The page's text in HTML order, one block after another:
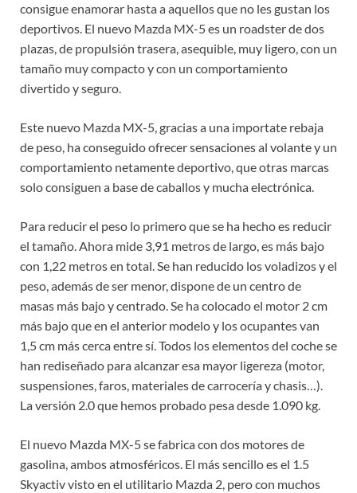
consigue enamorar hasta a aquellos que no les gustan los
deportivos. El nuevo Mazda MX-5 es un roadster de dos
plazas, de propulsión trasera, asequible, muy ligero, con un
tamaño muy compacto y con un comportamiento
divertido y seguro.
Este nuevo Mazda MX-5, gracias a una importate rebaja
de peso, ha conseguido ofrecer sensaciones al volante y un
comportamiento netamente deportivo, que otras marcas
solo consiguen a base de caballos y mucha electrónica.
Para reducir el peso lo primero que se ha hecho es reducir
el tamaño. Ahora mide 3,91 metros de largo, es más bajo
con 1,22 metros en total. Se han reducido los voladizos y el
peso, además de ser menor, dispone de un centro de
masas más bajo y centrado. Se ha colocado el motor 2 cm
más bajo que en el anterior modelo y los ocupantes van
1,5 cm más cerca entre sí. Todos los elementos del coche se
han rediseñado para alcanzar esa mayor ligereza (motor,
suspensiones, faros, materiales de carrocería y chasis…).
La versión 2.0 que hemos probado pesa desde 1.090 kg.
El nuevo Mazda MX-5 se fabrica con dos motores de
gasolina, ambos atmosféricos. El más sencillo es el 1.5
Skyactiv visto en el utilitario Mazda 2, pero con muchos